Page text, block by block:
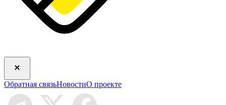
Обратная связьНовостиО проекте